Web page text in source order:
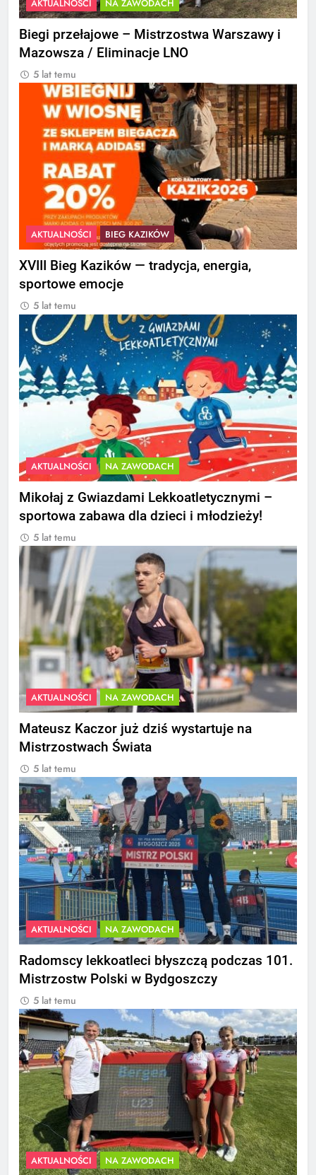
AKTUALNOŚCI NA ZAWODACH
Biegi przełajowe – Mistrzostwa Warszawy i
Mazowsza / Eliminacje LNO
5 lat temu
AKTUALNOŚCI BIEG KAZIKÓW
XVIII Bieg Kazików — tradycja, energia,
sportowe emocje
5 lat temu
AKTUALNOŚCI NA ZAWODACH
Mikołaj z Gwiazdami Lekkoatletycznymi –
sportowa zabawa dla dzieci i młodzieży!
5 lat temu
AKTUALNOŚCI NA ZAWODACH
Mateusz Kaczor już dziś wystartuje na
Mistrzostwach Świata
5 lat temu
AKTUALNOŚCI NA ZAWODACH
Radomscy lekkoatleci błyszczą podczas 101.
Mistrzostw Polski w Bydgoszczy
5 lat temu
AKTUALNOŚCI NA ZAWODACH